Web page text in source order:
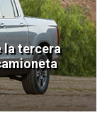
la tercera